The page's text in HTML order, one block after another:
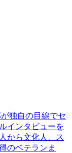
独自の目線でセ
インタビューを
から文化人、ス
のベテランま